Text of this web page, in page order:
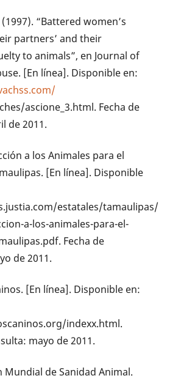
(1997). “Battered women’s
partners’ and their
to animals”, en Journal of
[En línea]. Disponible en:
ascione_3.html. Fecha de
de 2011.
a los Animales para el
[En línea]. Disponible
estatales/tamaulipas/
a-los-animales-para-el-
Fecha de
de 2011.
[En línea]. Disponible en:
indexx.html.
mayo de 2011.
Mundial de Sanidad Animal.